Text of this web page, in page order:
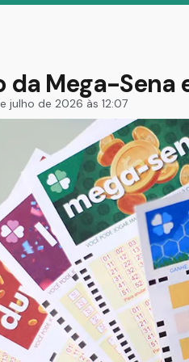
da Mega-
julho de 2026 às 12:07